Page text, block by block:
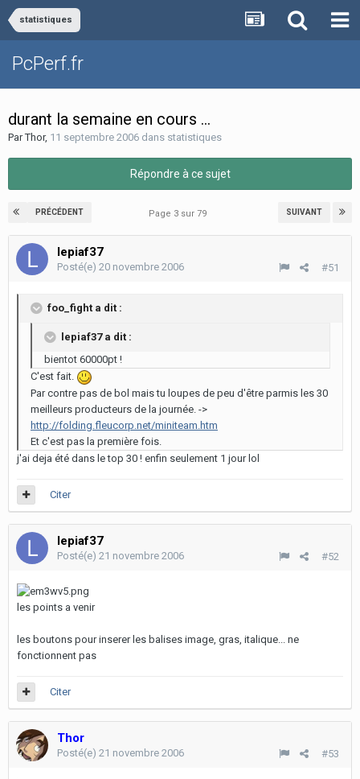
statistiques
PcPerf.fr
durant la semaine en cours ...
ParThor, 11 septembre 2006 dans statistiques
Répondre à ce sujet
PRÉCÉDENT SUIVANT
Page 3 sur 79
lepiaf37
#51
Posté(e) 20 novembre 2006
foo_fight a dit :
lepiaf37 a dit :
bientot 60000pt !
C'est fait.
Par contre pas de bol mais tu loupes de peu d'être parmis les 30
meilleurs producteurs de la journée. ->
http://folding.fleucorp.net/miniteam.htm
Et c'est pas la première fois.
j'ai deja été dans le top 30 ! enfin seulement 1 jour lol
Citer
lepiaf37
#52
Posté(e) 21 novembre 2006
les points a venir
les boutons pour inserer les balises image, gras, italique... ne
fonctionnent pas
Citer
Thor
#53
Posté(e) 21 novembre 2006